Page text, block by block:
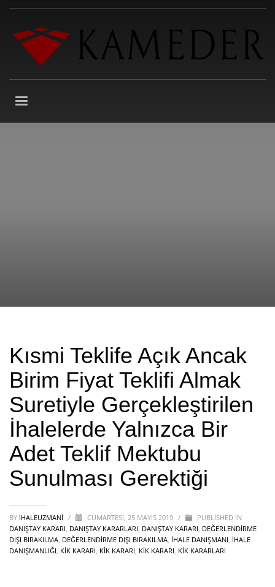
Kısmi Teklife Açık Ancak
Birim Fiyat Teklifi Almak
Suretiyle Gerçekleştirilen
İhalelerde Yalnızca Bir
Adet Teklif Mektubu
Sunulması Gerektiği
BY IHALEUZMANI / CUMARTESI, 25 MAYIS 2019 /
PUBLISHED IN
DANIŞTAY KARARI, DANIŞTAY KARARLARI, DANIŞTAY KARARI, DEĞERLENDİRME
DIŞI BIRAKILMA, DEĞERLENDIRME DIŞI BIRAKILMA, İHALE DANIŞMANI, İHALE
DANIŞMANLIĞI, KİK KARARI, KİK KARARI, KIK KARARI, KİK KARARLARI